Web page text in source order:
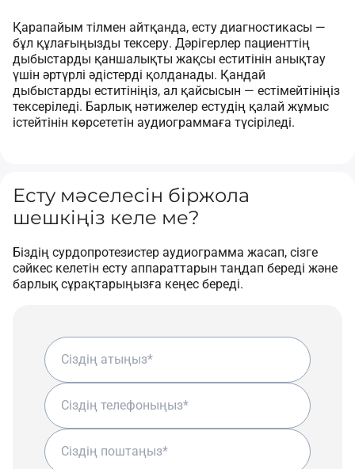
Қарапайым тілмен айтқанда, есту диагностикасы —
бұл құлағыңызды тексеру. Дәрігерлер пациенттің
дыбыстарды қаншалықты жақсы еститінін анықтау
үшін әртүрлі әдістерді қолданады. Қандай
дыбыстарды еститініңіз, ал қайсысын — естімейтініңіз
тексеріледі. Барлық нәтижелер естудің қалай жұмыс
істейтінін көрсететін аудиограммаға түсіріледі.
Есту мәселесін біржола
шешкіңіз келе ме?
Біздің сурдопротезистер аудиограмма жасап, сізге
сәйкес келетін есту аппараттарын таңдап береді және
барлық сұрақтарыңызға кеңес береді.